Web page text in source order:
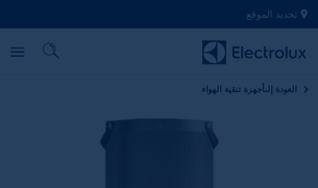
تحديد الموقع
العودة إلىأجهزة تنقية الهواء